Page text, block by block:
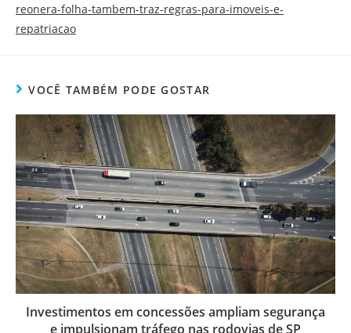
reonera-folha-tambem-traz-regras-para-imoveis-e-
repatriacao
VOCÊ TAMBÉM PODE GOSTAR
Investimentos em concessões ampliam segurança
e impulsionam tráfego nas rodovias de SP